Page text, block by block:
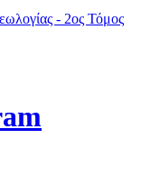
- 2ος Τόμος